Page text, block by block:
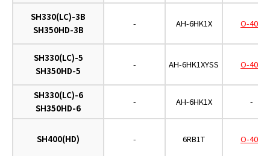
SH330(LC)-3B
SH350HD-3B
- AH-6HK1X O-402
SH330(LC)-5
SH350HD-5
- AH-6HK1XYSS O-402
SH330(LC)-6
SH350HD-6
- AH-6HK1X -
SH400(HD) - 6RB1T O-400